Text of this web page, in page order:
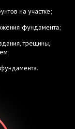
на участке;
фундамента;
трещины,